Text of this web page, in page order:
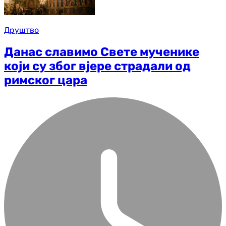
Друштво
Данас славимо Свете мученике
који су због вјере страдали од
римског цара